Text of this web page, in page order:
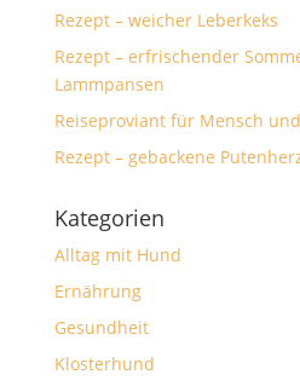
Rezept – weicher Leberkeks
Rezept – erfrischender
Lammpansen
Reiseproviant für Mensch
Rezept – gebackene
Kategorien
Alltag mit Hund
Ernährung
Gesundheit
Klosterhund